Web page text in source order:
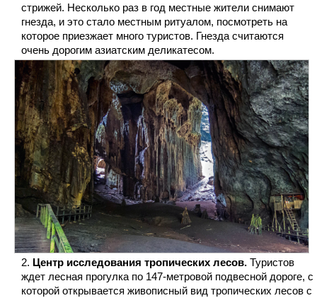
стрижей. Несколько раз в год местные жители снимают
гнезда, и это стало местным ритуалом, посмотреть на
которое приезжает много туристов. Гнезда считаются
очень дорогим азиатским деликатесом.
Центр исследования тропических лесов. Туристов
ждет лесная прогулка по 147-метровой подвесной дороге, с
которой открывается живописный вид тропических лесов с